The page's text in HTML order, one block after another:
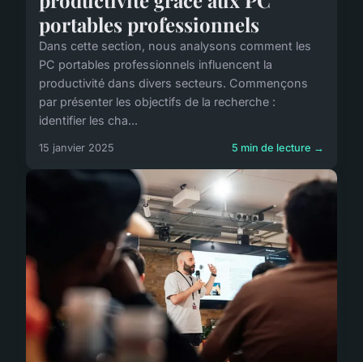
portables professionnels
Dans cette section, nous analysons comment les
PC portables professionnels influencent la
productivité dans divers secteurs. Commençons
par présenter les objectifs de la recherche :
identifier les cha...
15 janvier 2025 5 min de lecture →